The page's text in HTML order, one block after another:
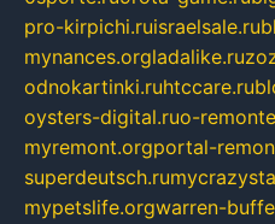
pro-kirpichi.ruisraelsale.ru
mynances.orgladalike.ru
odnokartinki.ruhtccare.ru
oysters-digital.ruo-
myremont.orgportal-
superdeutsch.ru
mypetslife.orgwarren-